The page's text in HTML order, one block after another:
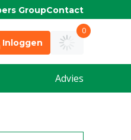
GroupContact
Inloggen
0
Advies